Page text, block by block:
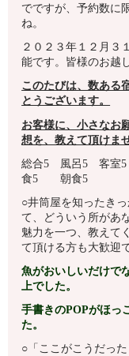
でですが、予約数に
ね。
２０２３年１２月３
能です。皆様のお越
このたびは、数ある
とうございます。
お客様に、小さなお
想を、教えて頂けま
総合5 風呂5 客
食5 朝食5
○井筒屋を知ったき
て、どういう所があ
魅力を一つ、教えて
て頂ける方も大歓迎
魚がおいしいだけで
上でした。
手書きのPOPがほっ
た。
○「ここがこうだっ